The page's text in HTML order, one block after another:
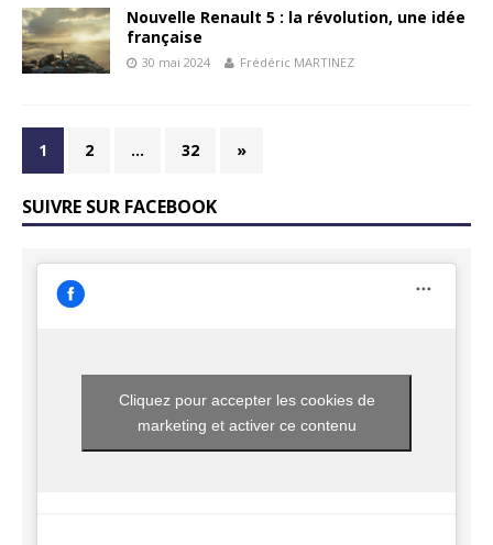
Nouvelle Renault 5 : la révolution, une idée
française
30 mai 2024 Frédéric MARTINEZ
1 2 … 32 »
SUIVRE SUR FACEBOOK
Cliquez pour accepter les cookies de
marketing et activer ce contenu